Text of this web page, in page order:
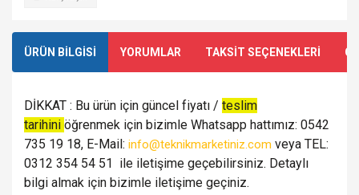
ÜRÜN BİLGİSİ YORUMLAR TAKSİT SEÇENEKLERİ
DİKKAT : Bu ürün için güncel fiyatı / teslim
tarihini öğrenmek için bizimle Whatsapp hattımız: 0542
735 19 18, E-Mail: info@teknikmarketiniz.com veya TEL:
0312 354 54 51 ile iletişime geçebilirsiniz. Detaylı
bilgi almak için bizimle iletişime geçiniz.